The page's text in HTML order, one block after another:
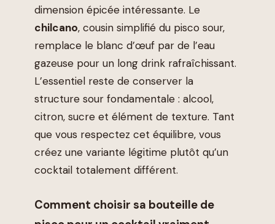
dimension épicée intéressante. Le
chilcano, cousin simplifié du pisco sour,
remplace le blanc d’œuf par de l’eau
gazeuse pour un long drink rafraîchissant.
L’essentiel reste de conserver la
structure sour fondamentale : alcool,
citron, sucre et élément de texture. Tant
que vous respectez cet équilibre, vous
créez une variante légitime plutôt qu’un
cocktail totalement différent.
Comment choisir sa bouteille de